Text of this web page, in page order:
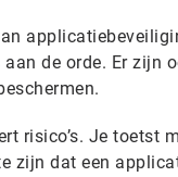
de orde. Er zijn
risico’s. Je toetst
zijn dat een